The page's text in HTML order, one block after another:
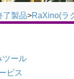
了製品>RaXino(ラ
ツール
ビス